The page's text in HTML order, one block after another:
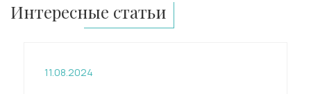
Интересные статьи
11.08.2024